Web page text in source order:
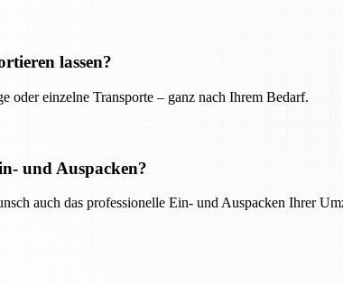
lassen?
oder einzelne Transporte – ganz nach Ihrem Bedarf.
und Auspacken?
auch das professionelle Ein- und Auspacken Ihrer